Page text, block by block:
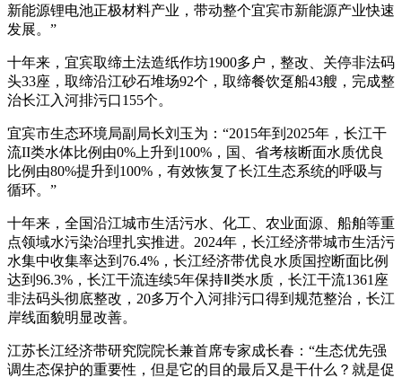
新能源锂电池正极材料产业，带动整个宜宾市新能源产业快速
发展。”
十年来，宜宾取缔土法造纸作坊1900多户，整改、关停非法码
头33座，取缔沿江砂石堆场92个，取缔餐饮趸船43艘，完成整
治长江入河排污口155个。
宜宾市生态环境局副局长刘玉为：“2015年到2025年，长江干
流II类水体比例由0%上升到100%，国、省考核断面水质优良
比例由80%提升到100%，有效恢复了长江生态系统的呼吸与
循环。”
十年来，全国沿江城市生活污水、化工、农业面源、船舶等重
点领域水污染治理扎实推进。2024年，长江经济带城市生活污
水集中收集率达到76.4%，长江经济带优良水质国控断面比例
达到96.3%，长江干流连续5年保持Ⅱ类水质，长江干流1361座
非法码头彻底整改，20多万个入河排污口得到规范整治，长江
岸线面貌明显改善。
江苏长江经济带研究院院长兼首席专家成长春：“生态优先强
调生态保护的重要性，但是它的目的最后又是干什么？就是促